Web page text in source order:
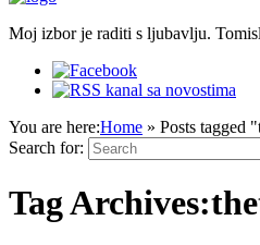
Moj izbor je raditi s ljubavlju.
You are here:Home » Posts tagged
Search for:
Tag Archives: